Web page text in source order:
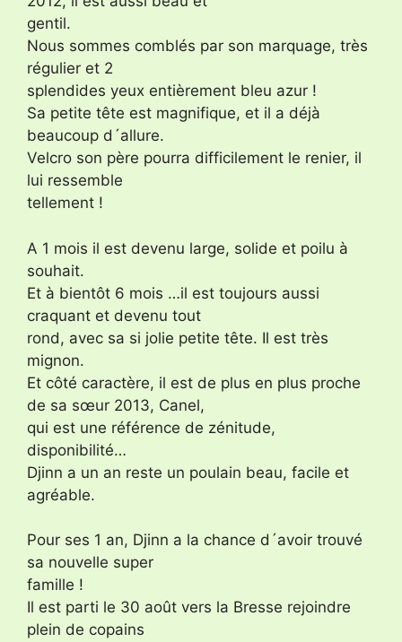
gentil.
Nous sommes comblés par son marquage, très
régulier et 2
splendides yeux entièrement bleu azur !
Sa petite tête est magnifique, et il a déjà
beaucoup d´allure.
Velcro son père pourra difficilement le renier, il
lui ressemble
tellement !
A 1 mois il est devenu large, solide et poilu à
souhait.
Et à bientôt 6 mois …il est toujours aussi
craquant et devenu tout
rond, avec sa si jolie petite tête. Il est très
mignon.
Et côté caractère, il est de plus en plus proche
de sa sœur 2013, Canel,
qui est une référence de zénitude,
disponibilité…
Djinn a un an reste un poulain beau, facile et
agréable.
Pour ses 1 an, Djinn a la chance d´avoir trouvé
sa nouvelle super
famille !
Il est parti le 30 août vers la Bresse rejoindre
plein de copains